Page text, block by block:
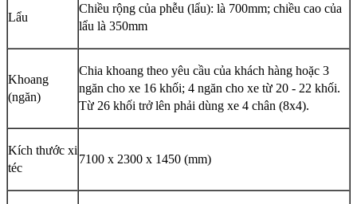
Lẩu
Chiều rộng của phễu (lẩu): là 700mm; chiều cao của
lẩu là 350mm
Khoang
(ngăn)
Chia khoang theo yêu cầu của khách hàng hoặc 3
ngăn cho xe 16 khối; 4 ngăn cho xe từ 20 - 22 khối.
Từ 26 khối trở lên phải dùng xe 4 chân (8x4).
Kích thước xi
téc
7100 x 2300 x 1450 (mm)